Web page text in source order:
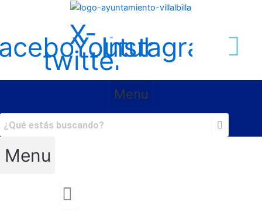
X-
twitter
Youtube
Instagram
Menu
Menu